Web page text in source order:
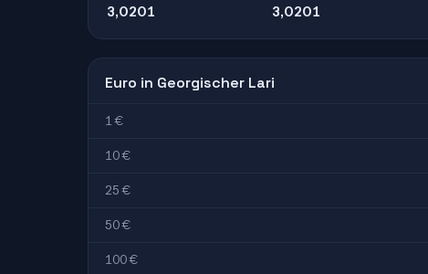
3,0201 3,0201
Euro in Georgischer Lari
1 €
10 €
25 €
50 €
100 €